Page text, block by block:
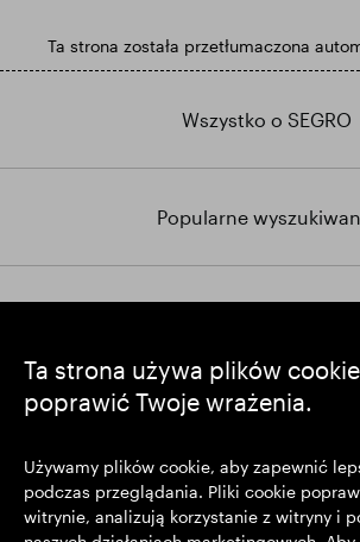
Ta strona używa plików
poprawić Twoje wrażenia.
Używamy plików cookie, aby zapewnić
podczas przeglądania. Pliki cookie
witrynie, analizują korzystanie z witryny i
Ta strona została przetłumaczona
Wszystko o SEGRO
Popularne
https://https://
SEGRO plc
Siedziba: 1 New Burlington Place, Londyn W1S
Zarejestrowana w Wielkiej Brytanii pod nr